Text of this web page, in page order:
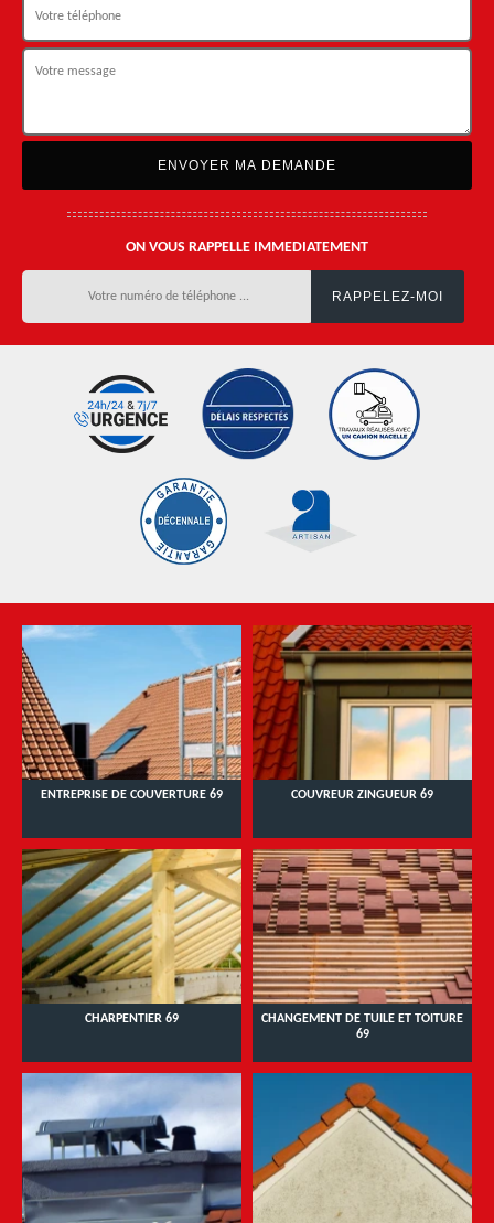
ON VOUS RAPPELLE IMMEDIATEMENT
ENTREPRISE DE COUVERTURE 69 COUVREUR ZINGUEUR 69
CHARPENTIER 69
CHANGEMENT DE TUILE ET TOITURE
69